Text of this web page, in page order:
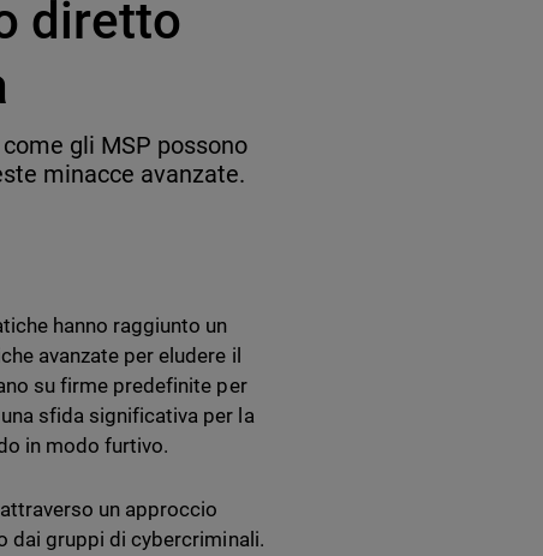
diretto
gli MSP possono
minacce avanzate.
hanno raggiunto un
avanzate per eludere il
su firme predefinite per
sfida significativa per la
in modo furtivo.
un approccio
dai gruppi di cybercriminali.